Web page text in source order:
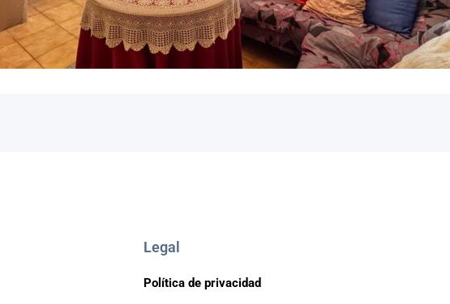
Legal
Política de privacidad